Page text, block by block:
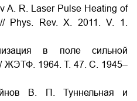
A. R. Laser Pulse Heating of
Phys. Rev. X. 2011. V. 1.
в поле сильной
ЖЭТФ. 1964. Т. 47. С. 1945–
В. П. Туннельная и